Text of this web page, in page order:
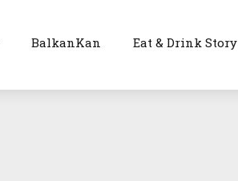
BalkanKan Eat & Drink Story